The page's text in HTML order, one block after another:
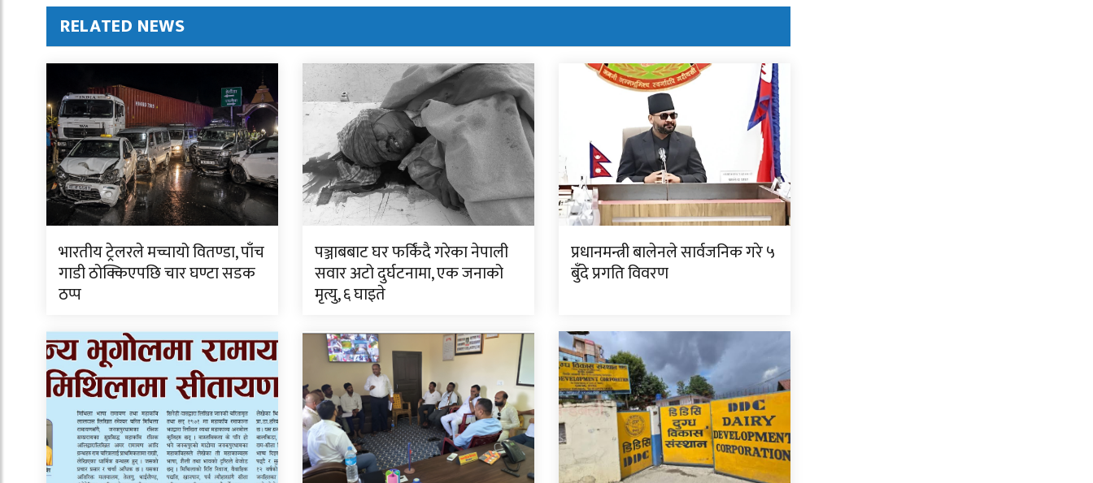
RELATED NEWS
भारतीय ट्रेलरले मच्चायो वितण्डा, पाँच
गाडी ठोक्किएपछि चार घण्टा सडक
ठप्प
पञ्जाबबाट घर फर्किंदै गरेका नेपाली
सवार अटो दुर्घटनामा, एक जनाको
मृत्यु, ६ घाइते
प्रधानमन्त्री बालेनले सार्वजनिक गरे ५
बुँदे प्रगति विवरण